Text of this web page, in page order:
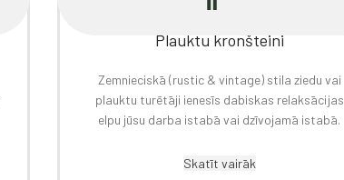
Plauktu kronšteini
Zemnieciskā (rustic & vintage) stila ziedu vai
plauktu turētāji ienesīs dabiskas relaksācijas
elpu jūsu darba istabā vai dzīvojamā istabā.
Skatīt vairāk